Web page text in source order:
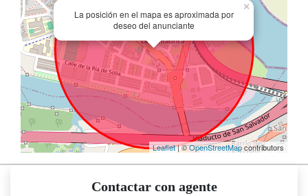
La posición en el mapa es aproximada por
deseo del anunciante
×
Leaflet| ©OpenStreetMapcontributors
Contactar con agente